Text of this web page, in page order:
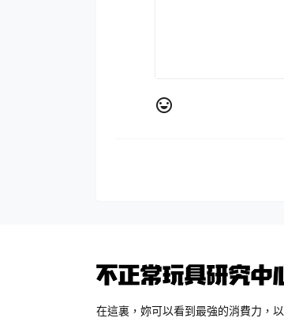
在這裏，妳可以看到最強的消費力，以